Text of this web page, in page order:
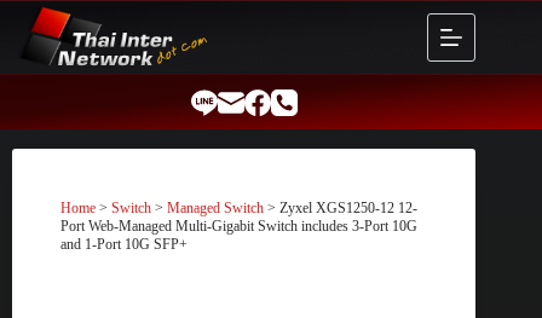
content
Home > Switch > Managed Switch > Zyxel XGS1250-12 12-
Port Web-Managed Multi-Gigabit Switch includes 3-Port 10G
and 1-Port 10G SFP+